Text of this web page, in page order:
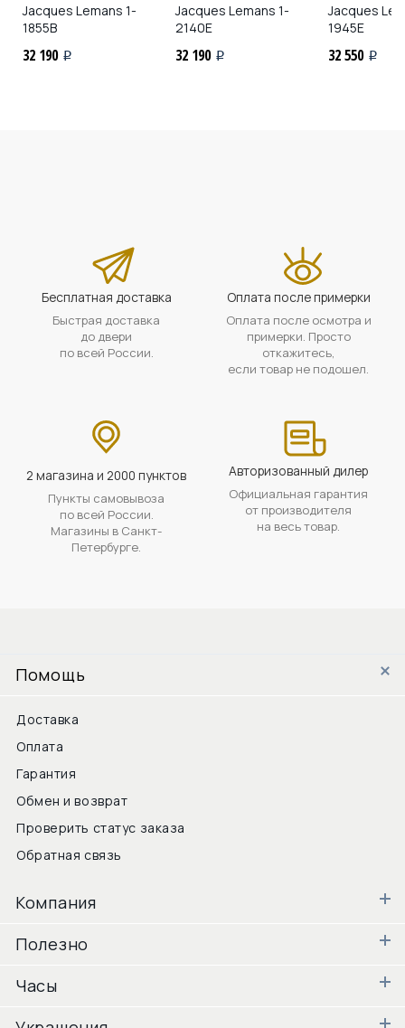
Jacques Lemans 1-
1855B
32 190 i
Jacques Lemans 1-
2140E
32 190 i
Jacques
1945E
32 550 i
Бесплатная доставка
Быстрая доставка
до двери
по всей России.
Оплата после примерки
Оплата после осмотра и
примерки. Просто
откажитесь,
если товар не подошел.
2 магазина и 2000 пунктов
Пункты самовывоза
по всей России.
Магазины в Санкт-
Петербурге.
Авторизованный дилер
Официальная гарантия
от производителя
на весь товар.
Помощь
Доставка
Оплата
Гарантия
Обмен и возврат
Проверить статус заказа
Обратная связь
Компания
Полезно
Часы